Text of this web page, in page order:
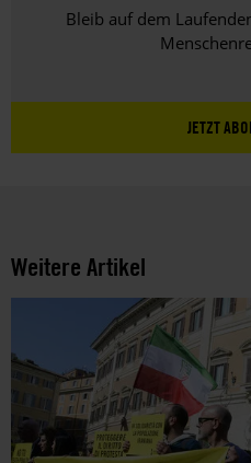
Bleib auf dem
JETZT
Weitere Artikel